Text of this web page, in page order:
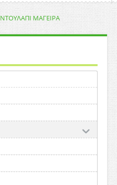
ΝΤΟΥΛΑΠΙ ΜΑΓΕΙΡΑ